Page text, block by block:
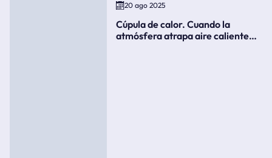
20 ago 2025
Cúpula de calor. Cuando la
atmósfera atrapa aire caliente